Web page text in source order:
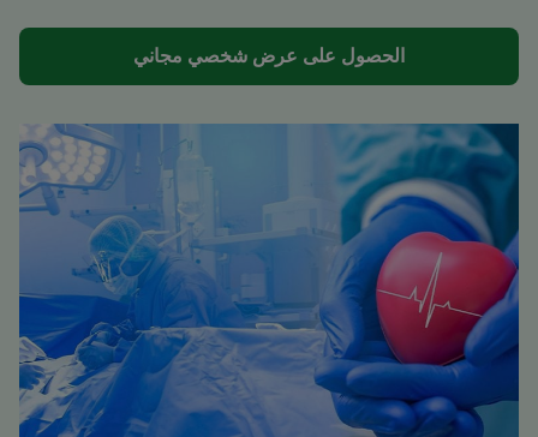
الحصول على عرض شخصي مجاني